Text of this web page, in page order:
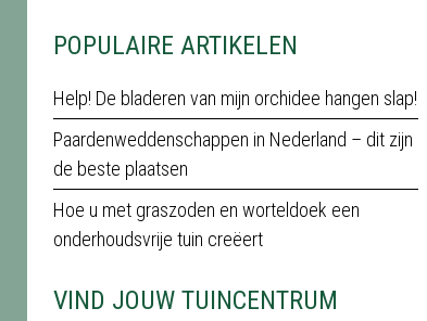
POPULAIRE ARTIKELEN
Help! De bladeren van mijn orchidee hangen slap!
Paardenweddenschappen in Nederland – dit zijn
de beste plaatsen
Hoe u met graszoden en worteldoek een
onderhoudsvrije tuin creëert
VIND JOUW TUINCENTRUM